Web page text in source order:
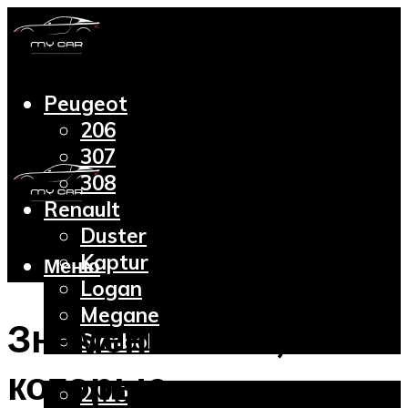
Peugeot
206
307
308
Renault
Duster
Kaptur
Logan
Megane
Symbol
2110
Меню
Знаменитости,
которые